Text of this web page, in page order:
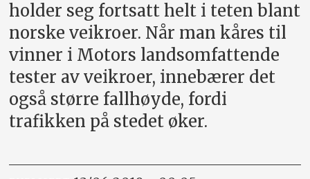
holder seg fortsatt helt i teten blant
norske veikroer. Når man kåres til
vinner i Motors landsomfattende
tester av veikroer, innebærer det
også større fallhøyde, fordi
trafikken på stedet øker.